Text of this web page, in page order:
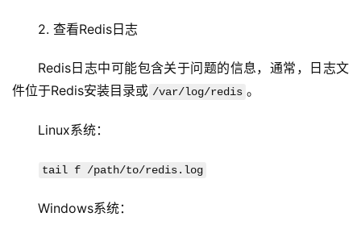
2. 查看Redis日志
Redis日志中可能包含关于问题的信息，通常，日志文
件位于Redis安装目录或 /var/log/redis 。
Linux系统：
tail f /path/to/redis.log
Windows系统：